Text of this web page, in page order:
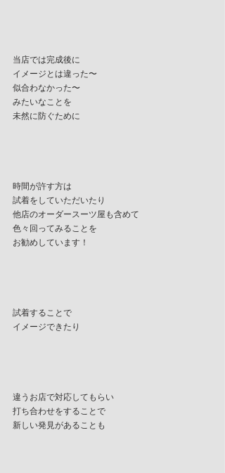
当店では完成後に
イメージとは違った〜
似合わなかった〜
みたいなことを
未然に防ぐために
時間が許す方は
試着をしていただいたり
他店のオーダースーツ屋も含めて
色々回ってみることを
お勧めしています！
試着することで
イメージできたり
違うお店で対応してもらい
打ち合わせをすることで
新しい発見があることも